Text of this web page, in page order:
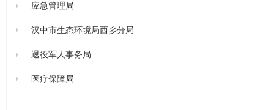
应急管理局
汉中市生态环境局西乡分局
退役军人事务局
医疗保障局